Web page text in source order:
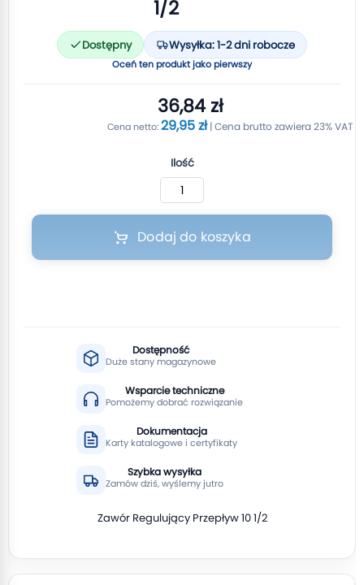
1/2
Dostępny Wysyłka: 1-2 dni robocze
Oceń ten produkt jako pierwszy
36,84 zł
29,95 zł
Ilość
Dodaj do koszyka
Dostępność
Duże stany magazynowe
Wsparcie techniczne
Pomożemy dobrać rozwiązanie
Dokumentacja
Karty katalogowe i certyfikaty
Szybka wysyłka
Zamów dziś, wyślemy jutro
Zawór Regulujący Przepływ 10 1/2